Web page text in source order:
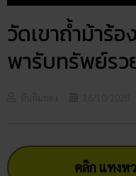
วัดเขาถ้ำม้าร้
พารับทรัพย์รว
คลิก แทงห